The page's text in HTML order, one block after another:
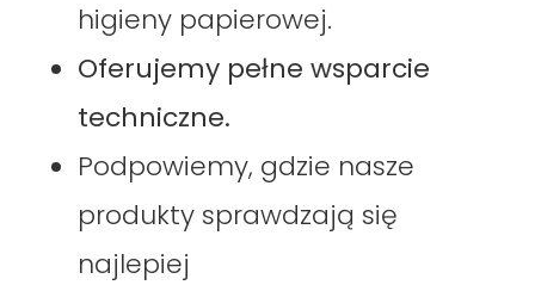
higieny papierowej.
Oferujemy pełne wsparcie
techniczne.
Podpowiemy, gdzie nasze
produkty sprawdzają się
najlepiej